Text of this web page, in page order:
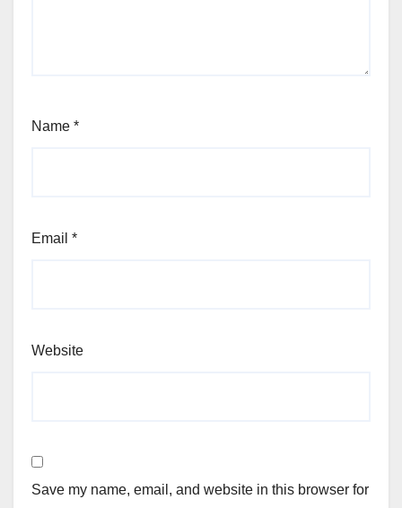
Name *
Email *
Website
Save my name, email, and website in this browser for